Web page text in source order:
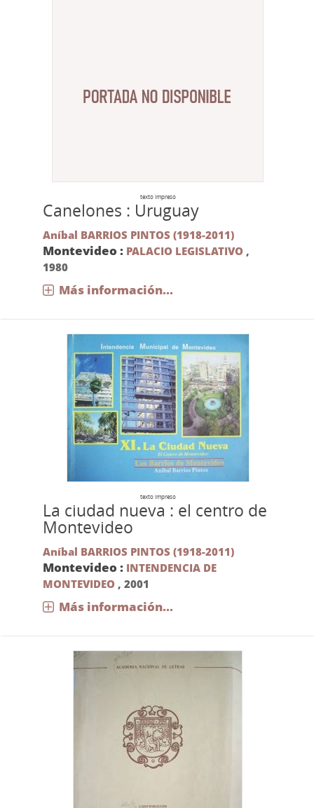
texto impreso
Canelones : Uruguay
Aníbal BARRIOS PINTOS (1918-2011)
Montevideo : PALACIO LEGISLATIVO ,
1980
Más información...
texto impreso
La ciudad nueva : el centro de
Montevideo
Aníbal BARRIOS PINTOS (1918-2011)
Montevideo : INTENDENCIA DE
MONTEVIDEO , 2001
Más información...